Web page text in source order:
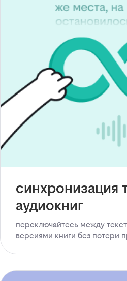
синхронизация
аудиокниг
переключайтесь между
версиями книги без потери